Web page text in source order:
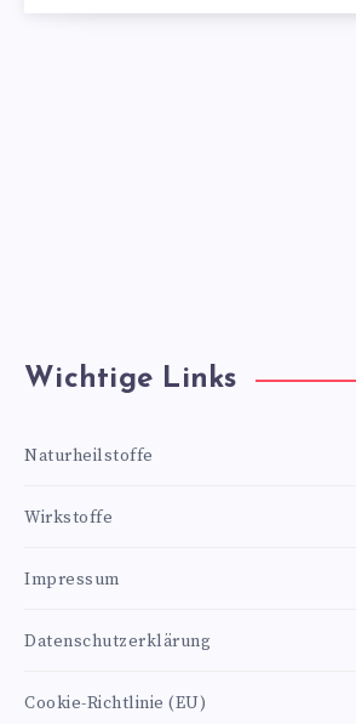
Wichtige Links
Naturheilstoffe
Wirkstoffe
Impressum
Datenschutzerklärung
Cookie-Richtlinie (EU)